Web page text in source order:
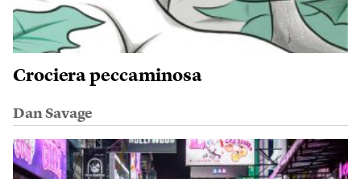
Crociera peccaminosa
Dan Savage